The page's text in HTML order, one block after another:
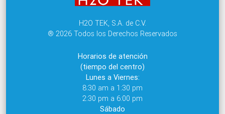
H2O TEK, S.A. de C.V.
® 2026 Todos los Derechos Reservados
Horarios de atención
(tiempo del centro)
Lunes a Viernes:
8:30 am a 1:30 pm
2:30 pm a 6:00 pm
Sábado